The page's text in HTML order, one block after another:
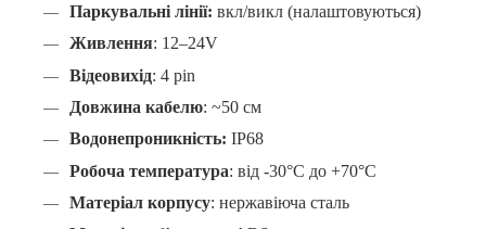
Паркувальні лінії: вкл/викл (налаштовуються)
Живлення: 12–24V
Відеовихід: 4 рin
Довжина кабелю: ~50 см
Водонепроникність: IP68
Робоча температура: від -30°C до +70°C
Матеріал корпусу: нержавіюча сталь